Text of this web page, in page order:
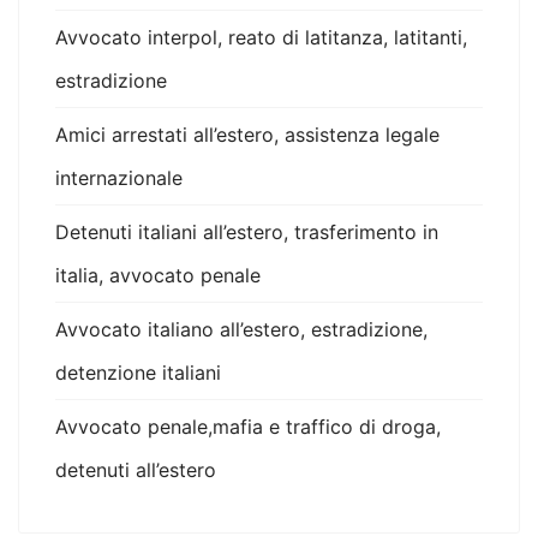
Avvocato interpol, reato di latitanza, latitanti,
estradizione
Amici arrestati all’estero, assistenza legale
internazionale
Detenuti italiani all’estero, trasferimento in
italia, avvocato penale
Avvocato italiano all’estero, estradizione,
detenzione italiani
Avvocato penale,mafia e traffico di droga,
detenuti all’estero